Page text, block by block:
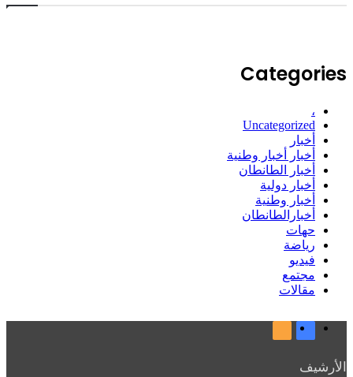
،
Uncategorized
أخبار
أخبار أخبار وطنية
أخبار الطانطان
أخبار دولية
أخبار وطنية
أخبارالطانطان
حهات
رياضة
فيديو
مجتمع
مقالات
فيسبوك